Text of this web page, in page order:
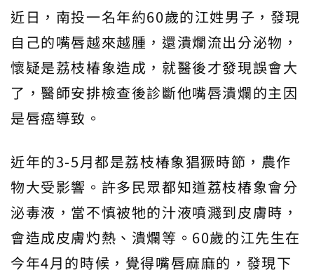
近日，南投一名年約60歲的江姓男子，發現
自己的嘴唇越來越腫，還潰爛流出分泌物，
懷疑是荔枝椿象造成，就醫後才發現誤會大
了，醫師安排檢查後診斷他嘴唇潰爛的主因
是唇癌導致。
近年的3-5月都是荔枝椿象猖獗時節，農作
物大受影響。許多民眾都知道荔枝椿象會分
泌毒液，當不慎被牠的汁液噴濺到皮膚時，
會造成皮膚灼熱、潰爛等。60歲的江先生在
今年4月的時候，覺得嘴唇麻麻的，發現下